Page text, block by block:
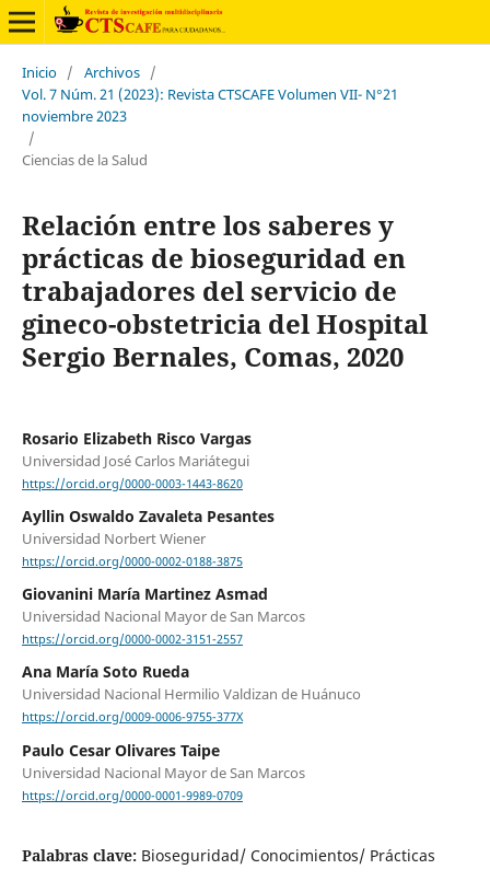
Inicio / Archivos /
Vol. 7 Núm. 21 (2023): Revista CTSCAFE Volumen VII- N°21
noviembre 2023
/
Ciencias de la Salud
Relación entre los saberes y
prácticas de bioseguridad en
trabajadores del servicio de
gineco-obstetricia del Hospital
Sergio Bernales, Comas, 2020
Rosario Elizabeth Risco Vargas
Universidad José Carlos Mariátegui
https://orcid.org/0000-0003-1443-8620
Ayllin Oswaldo Zavaleta Pesantes
Universidad Norbert Wiener
https://orcid.org/0000-0002-0188-3875
Giovanini María Martinez Asmad
Universidad Nacional Mayor de San Marcos
https://orcid.org/0000-0002-3151-2557
Ana María Soto Rueda
Universidad Nacional Hermilio Valdizan de Huánuco
https://orcid.org/0009-0006-9755-377X
Paulo Cesar Olivares Taipe
Universidad Nacional Mayor de San Marcos
https://orcid.org/0000-0001-9989-0709
Palabras clave: Bioseguridad/ Conocimientos/ Prácticas